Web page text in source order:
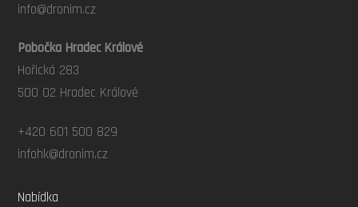
info@dronim.cz
Pobočka Hradec Králové
Hořická 283
500 02 Hradec Králové
+420 601 500 829
infohk@dronim.cz
Nabídka